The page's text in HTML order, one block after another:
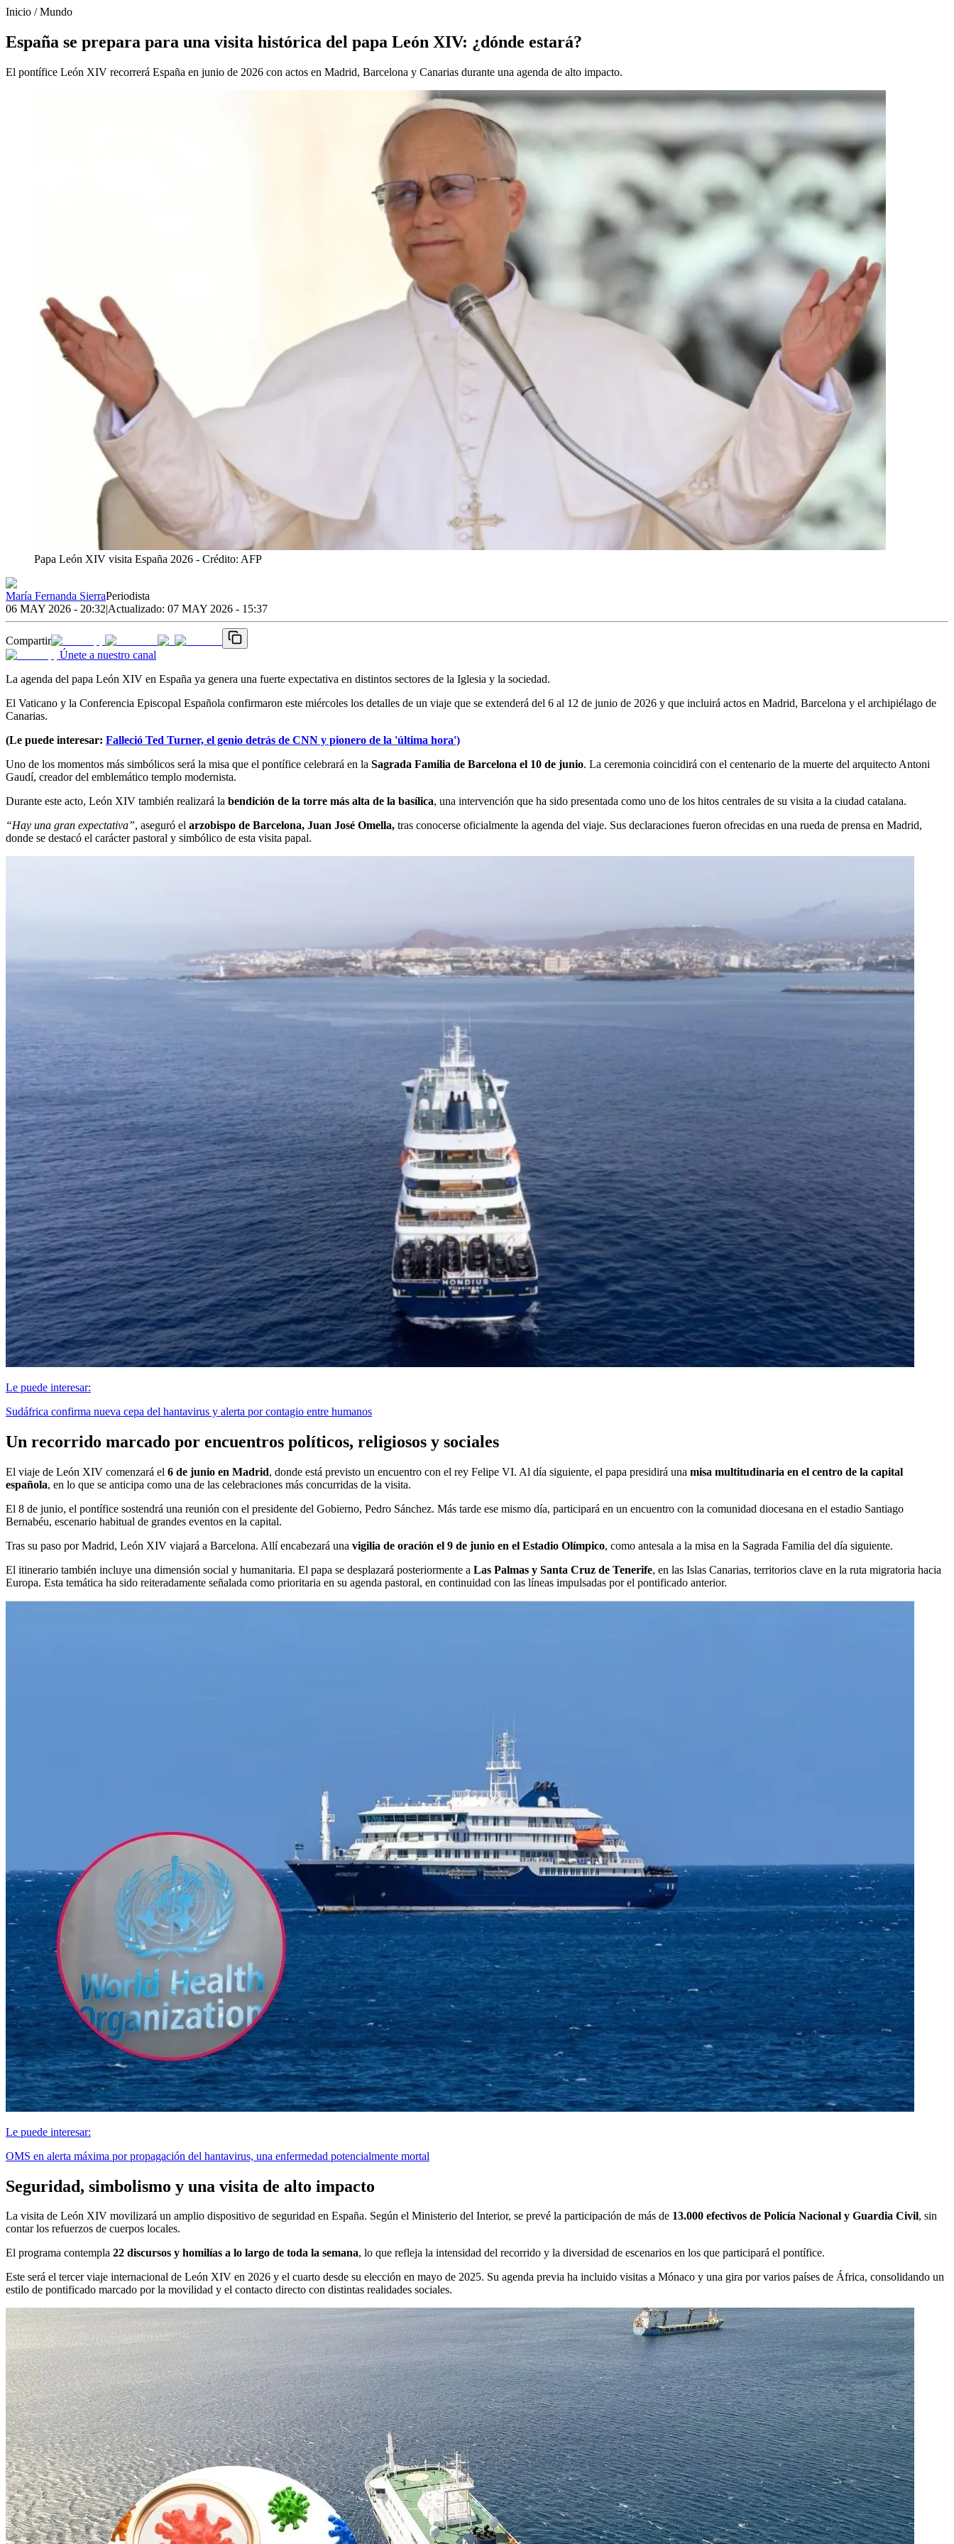
Inicio /Mundo
España se prepara para una visita histórica del papa León XIV: ¿dónde estará?
El pontífice León XIV recorrerá España en junio de 2026 con actos en Madrid, Barcelona y Canarias durante una agenda de alto impacto.
Papa León XIV visita España 2026 - Crédito: AFP
María Fernanda SierraPeriodista
06 MAY 2026 - 20:32|Actualizado: 07 MAY 2026 - 15:37
Compartir
Únete a nuestro canal
La agenda del papa León XIV en España ya genera una fuerte expectativa en distintos sectores de la Iglesia y la sociedad.
El Vaticano y la Conferencia Episcopal Española confirmaron este miércoles los detalles de un viaje que se extenderá del 6 al 12 de junio de 2026 y que incluirá actos en Madrid, Barcelona y el archipiélago de
Canarias.
(Le puede interesar: Falleció Ted Turner, el genio detrás de CNN y pionero de la 'última hora')
Uno de los momentos más simbólicos será la misa que el pontífice celebrará en la Sagrada Familia de Barcelona el 10 de junio. La ceremonia coincidirá con el centenario de la muerte del arquitecto Antoni
Gaudí, creador del emblemático templo modernista.
Durante este acto, León XIV también realizará la bendición de la torre más alta de la basílica, una intervención que ha sido presentada como uno de los hitos centrales de su visita a la ciudad catalana.
“Hay una gran expectativa”, aseguró el arzobispo de Barcelona, Juan José Omella, tras conocerse oficialmente la agenda del viaje. Sus declaraciones fueron ofrecidas en una rueda de prensa en Madrid,
donde se destacó el carácter pastoral y simbólico de esta visita papal.
Le puede interesar:
Sudáfrica confirma nueva cepa del hantavirus y alerta por contagio entre humanos
Un recorrido marcado por encuentros políticos, religiosos y sociales
El viaje de León XIV comenzará el 6 de junio en Madrid, donde está previsto un encuentro con el rey Felipe VI. Al día siguiente, el papa presidirá una misa multitudinaria en el centro de la capital
española, en lo que se anticipa como una de las celebraciones más concurridas de la visita.
El 8 de junio, el pontífice sostendrá una reunión con el presidente del Gobierno, Pedro Sánchez. Más tarde ese mismo día, participará en un encuentro con la comunidad diocesana en el estadio Santiago
Bernabéu, escenario habitual de grandes eventos en la capital.
Tras su paso por Madrid, León XIV viajará a Barcelona. Allí encabezará una vigilia de oración el 9 de junio en el Estadio Olímpico, como antesala a la misa en la Sagrada Familia del día siguiente.
El itinerario también incluye una dimensión social y humanitaria. El papa se desplazará posteriormente a Las Palmas y Santa Cruz de Tenerife, en las Islas Canarias, territorios clave en la ruta migratoria hacia
Europa. Esta temática ha sido reiteradamente señalada como prioritaria en su agenda pastoral, en continuidad con las líneas impulsadas por el pontificado anterior.
Le puede interesar:
OMS en alerta máxima por propagación del hantavirus, una enfermedad potencialmente mortal
Seguridad, simbolismo y una visita de alto impacto
La visita de León XIV movilizará un amplio dispositivo de seguridad en España. Según el Ministerio del Interior, se prevé la participación de más de 13.000 efectivos de Policía Nacional y Guardia Civil, sin
contar los refuerzos de cuerpos locales.
El programa contempla 22 discursos y homilías a lo largo de toda la semana, lo que refleja la intensidad del recorrido y la diversidad de escenarios en los que participará el pontífice.
Este será el tercer viaje internacional de León XIV en 2026 y el cuarto desde su elección en mayo de 2025. Su agenda previa ha incluido visitas a Mónaco y una gira por varios países de África, consolidando un
estilo de pontificado marcado por la movilidad y el contacto directo con distintas realidades sociales.